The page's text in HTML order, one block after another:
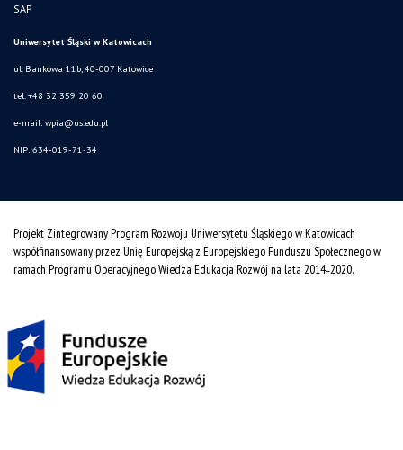
SAP
Uniwersytet Śląski w Katowicach
ul. Bankowa 11b, 40-007 Katowice
tel. +48 32 359 20 60
e-mail: wpia@us.edu.pl
NIP: 634-019-71-34
Projekt Zintegrowany Program Rozwoju Uniwersytetu Śląskiego w Katowicach
współfinansowany przez Unię Europejską z Europejskiego Funduszu Społecznego w
ramach Programu Operacyjnego Wiedza Edukacja Rozwój na lata 2014˗2020.